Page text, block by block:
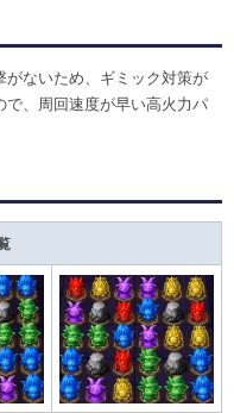
がないため、ギミック対策が
、周回速度が早い高火力パ